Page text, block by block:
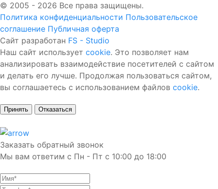
© 2005 - 2026 Все права защищены.
Политика конфиденциальности Пользовательское
соглашение Публичная оферта
Сайт разработан FS - Studio
Наш сайт использует cookie. Это позволяет нам
анализировать взаимодействие посетителей с сайтом
и делать его лучше. Продолжая пользоваться сайтом,
вы соглашаетесь с использованием файлов cookie.
Принять Отказаться
Заказать обратный звонок
Мы вам ответим с Пн - Пт с 10:00 до 18:00